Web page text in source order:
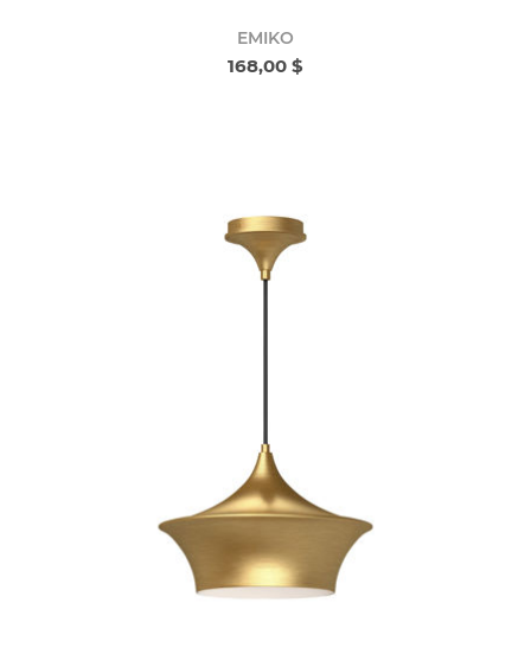
EMIKO
168,00 $